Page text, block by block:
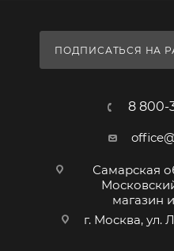
ПОДПИСАТЬСЯ НА
8 800-
Самарская
магазин
г. Москва, ул.